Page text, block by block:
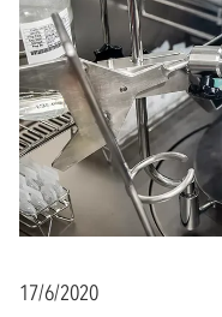
17/6/2020